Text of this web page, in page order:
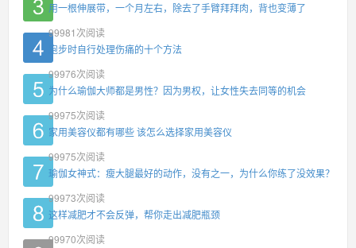
用一根伸展带，一个月左右，除去了手臂拜拜肉，背也变薄了
99981 次阅读
跑步时自行处理伤痛的十个方法
99976次阅读
为什么瑜伽大师都是男性？因为男权，让女性失去同等的机会
99975次阅读
家用美容仪都有哪些 该怎么选择家用美容仪
99975次阅读
瑜伽女神式：瘦大腿最好的动作，没有之一，为什么你练了没效果？
99973次阅读
这样减肥才不会反弹，帮你走出减肥瓶颈
99970次阅读